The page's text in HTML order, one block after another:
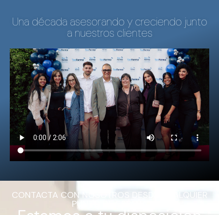
Una década asesorando y creciendo junto
a nuestros clientes
CONTACTA CON NOSOTROS DESDE CUALQUIER
PUNTO DE ESPAÑA